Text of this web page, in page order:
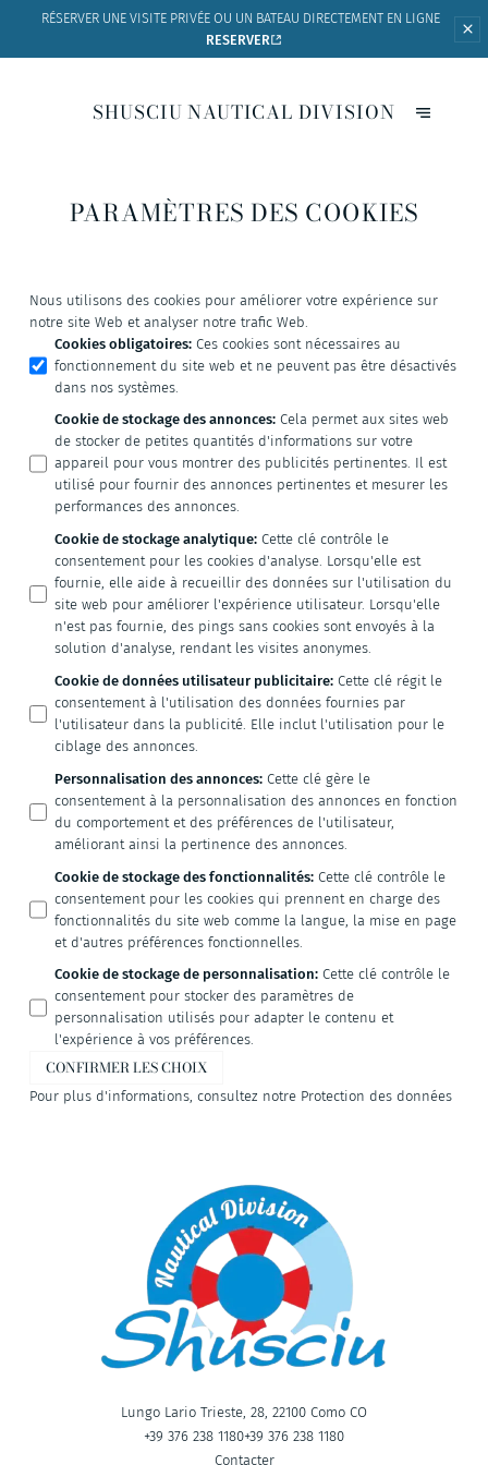
RÉSERVER UNE VISITE PRIVÉE OU UN BATEAU DIRECTEMENT EN LIGNE
RESERVER
SHUSCIU NAUTICAL DIVISION
PARAMÈTRES DES COOKIES
Nous utilisons des cookies pour améliorer votre expérience sur
notre site Web et analyser notre trafic Web.
Cookies obligatoires: Ces cookies sont nécessaires au
fonctionnement du site web et ne peuvent pas être désactivés
dans nos systèmes.
Cookie de stockage des annonces: Cela permet aux sites web
de stocker de petites quantités d'informations sur votre
appareil pour vous montrer des publicités pertinentes. Il est
utilisé pour fournir des annonces pertinentes et mesurer les
performances des annonces.
Cookie de stockage analytique: Cette clé contrôle le
consentement pour les cookies d'analyse. Lorsqu'elle est
fournie, elle aide à recueillir des données sur l'utilisation du
site web pour améliorer l'expérience utilisateur. Lorsqu'elle
n'est pas fournie, des pings sans cookies sont envoyés à la
solution d'analyse, rendant les visites anonymes.
Cookie de données utilisateur publicitaire: Cette clé régit le
consentement à l'utilisation des données fournies par
l'utilisateur dans la publicité. Elle inclut l'utilisation pour le
ciblage des annonces.
Personnalisation des annonces: Cette clé gère le
consentement à la personnalisation des annonces en fonction
du comportement et des préférences de l'utilisateur,
améliorant ainsi la pertinence des annonces.
Cookie de stockage des fonctionnalités: Cette clé contrôle le
consentement pour les cookies qui prennent en charge des
fonctionnalités du site web comme la langue, la mise en page
et d'autres préférences fonctionnelles.
Cookie de stockage de personnalisation: Cette clé contrôle le
consentement pour stocker des paramètres de
personnalisation utilisés pour adapter le contenu et
l'expérience à vos préférences.
CONFIRMER LES CHOIX
Pour plus d'informations, consultez notre Protection des données
Lungo Lario Trieste, 28, 22100 Como CO
+39 376 238 1180+39 376 238 1180
Contacter